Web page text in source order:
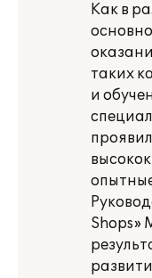
Как в
таких
и
Shops»